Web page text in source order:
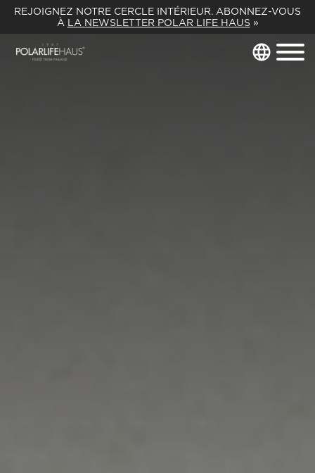
REJOIGNEZ NOTRE CERCLE INTÉRIEUR. ABONNEZ-VOUS
À LA NEWSLETTER POLAR LIFE HAUS »